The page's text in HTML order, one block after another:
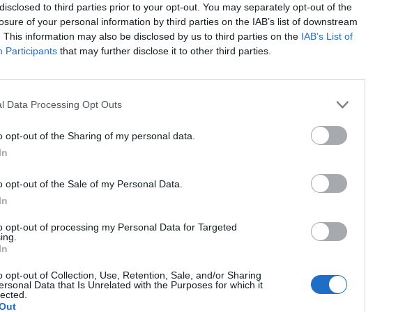
to third parties prior to your opt-out. You may separately opt-out of the
of your personal information by third parties on the IAB’s list of downstream
This information may also be disclosed by us to third parties on the IAB’s List of
Participants that may further disclose it to other third parties.
Data Processing Opt Outs
opt-out of the Sharing of my personal data.
opt-out of the Sale of my Personal Data.
opt-out of processing my Personal Data for Targeted
opt-out of Collection, Use, Retention, Sale, and/or Sharing
Data that Is Unrelated with the Purposes for which it
poleciala i jest pieczenie podczas sikania i
na ta dolegliwość?.
dwuskładnikowe
3 miesiace temu, cykle powróciły regularne,
zwiększone wypadanie włosów oraz pieczenie
ustabilizowało sie i
takie problemy?